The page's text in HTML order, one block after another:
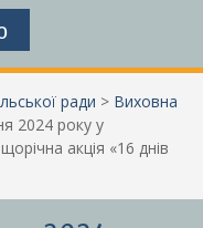
ради > Виховна
2024 року у
акція «16 днів